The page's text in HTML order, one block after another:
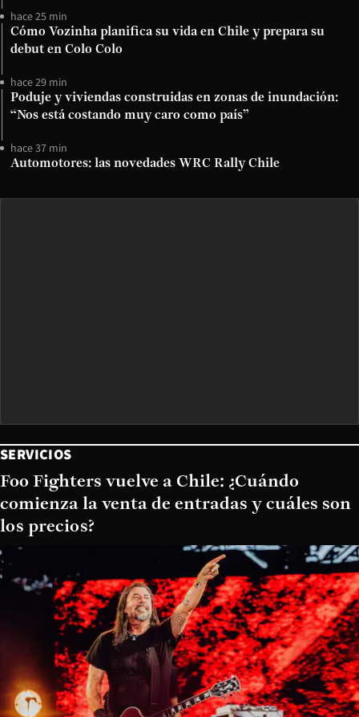
hace 25 min
Cómo Vozinha planifica su vida en Chile y prepara su
debut en Colo Colo
hace 29 min
Poduje y viviendas construidas en zonas de inundación:
“Nos está costando muy caro como país”
hace 37 min
Automotores: las novedades WRC Rally Chile
SERVICIOS
Foo Fighters vuelve a Chile: ¿Cuándo
comienza la venta de entradas y cuáles son
los precios?